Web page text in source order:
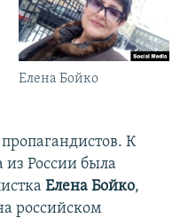
Елена Бойко
К
из России была
Елена Бойко,
российском